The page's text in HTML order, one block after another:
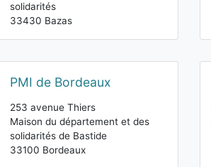
solidarités
33430 Bazas
PMI de Bordeaux
253 avenue Thiers
Maison du département et des
solidarités de Bastide
33100 Bordeaux